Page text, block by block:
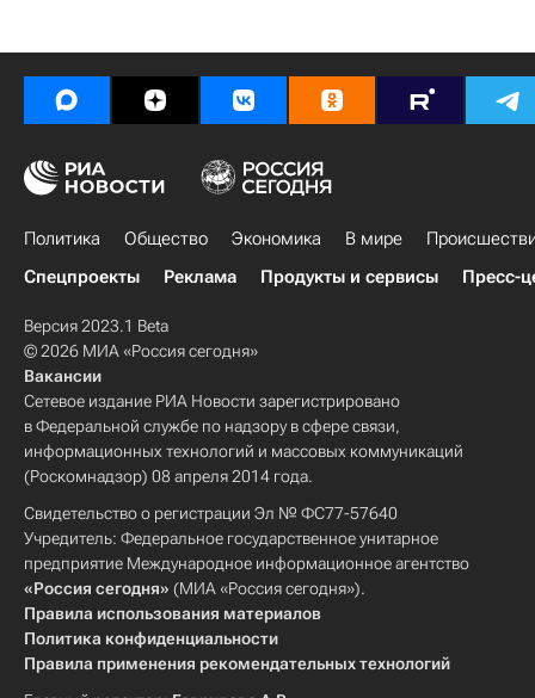
Политика Общество Экономика В мире
Спецпроекты
Реклама Продукты и сервисы Пресс-
Версия 2023.1 Beta
© 2026 МИА «Россия сегодня»
Вакансии
Сетевое издание РИА Новости зарегистрировано
в Федеральной службе по надзору в сфере связи,
информационных технологий и массовых коммуникаций
(Роскомнадзор) 08 апреля 2014 года.
Свидетельство о регистрации Эл № ФС77-57640
Учредитель: Федеральное государственное унитарное
предприятие Международное информационное агентство
«Россия сегодня» (МИА «Россия сегодня»).
Правила использования материалов
Политика конфиденциальности
Правила применения рекомендательных технологий